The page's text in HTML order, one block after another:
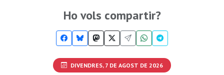
Ho vols compartir?
DIVENDRES, 7 DE AGOST DE 2026